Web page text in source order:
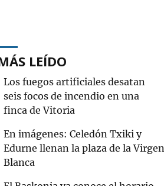
LEÍDO
Los fuegos artificiales desatan
seis focos de incendio en una
finca de Vitoria
En imágenes: Celedón Txiki y
Edurne llenan la plaza de la Virgen
Blanca